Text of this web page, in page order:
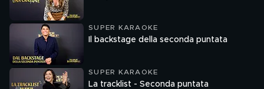
SUPER KARAOKE
Il backstage della seconda puntata
SUPER KARAOKE
La tracklist - Seconda puntata